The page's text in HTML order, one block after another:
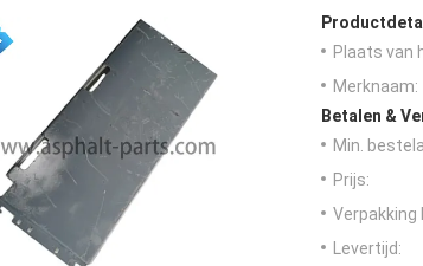
Plaats van
Merknaam:
Betalen &
Min.
Prijs:
Verpakking
Levertijd: